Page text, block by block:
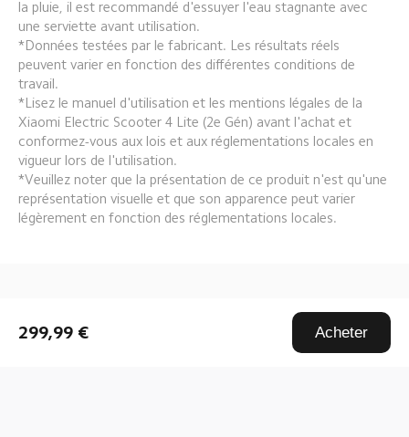
299,99 € Acheter
la pluie, il est recommandé d'essuyer l'eau stagnante avec
une serviette avant utilisation.
*Données testées par le fabricant. Les résultats réels
peuvent varier en fonction des différentes conditions de
travail.
*Lisez le manuel d'utilisation et les mentions légales de la
Xiaomi Electric Scooter 4 Lite (2e Gén) avant l'achat et
conformez-vous aux lois et aux réglementations locales en
vigueur lors de l'utilisation.
*Veuillez noter que la présentation de ce produit n'est qu'une
représentation visuelle et que son apparence peut varier
légèrement en fonction des réglementations locales.